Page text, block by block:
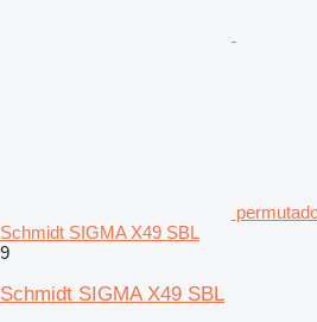
Schmidt SIGMA X49 SBL
9
Schmidt SIGMA X49 SBL